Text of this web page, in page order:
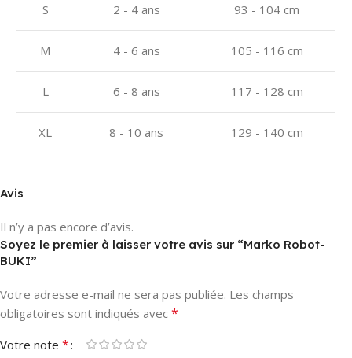
S 2 - 4 ans 93 - 104 cm
M 4 - 6 ans 105 - 116 cm
L 6 - 8 ans 117 - 128 cm
XL 8 - 10 ans 129 - 140 cm
Avis
Il n’y a pas encore d’avis.
Soyez le premier à laisser votre avis sur “Marko Robot-
BUKI”
Votre adresse e-mail ne sera pas publiée. Les champs
obligatoires sont indiqués avec *
Votre note *